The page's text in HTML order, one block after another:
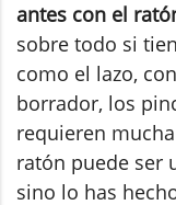
antes con el
sobre todo si
como el lazo,
borrador, los
requieren
ratón puede ser
sino lo has